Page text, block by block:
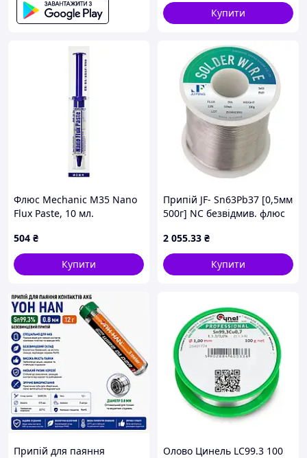
Ви завжди можете проконсультуватися і
нашим менеджерам у розділі контакти
Надсилання замовлень здійснюється в день
оформлення та оплати, що гарантує швидке
отримання!
Відео, як ми упаковуємо посилки
Купити
Флюс Mechanic M35 Nano
Flux Paste, 10 мл.
504 ₴
Купити
Припій JF- Sn63Pb37 [0,5мм
500г] NC безвідмив. флюс
2 055.33 ₴
Купити
Припій для паяння
Олово Цинель LC99.3 100